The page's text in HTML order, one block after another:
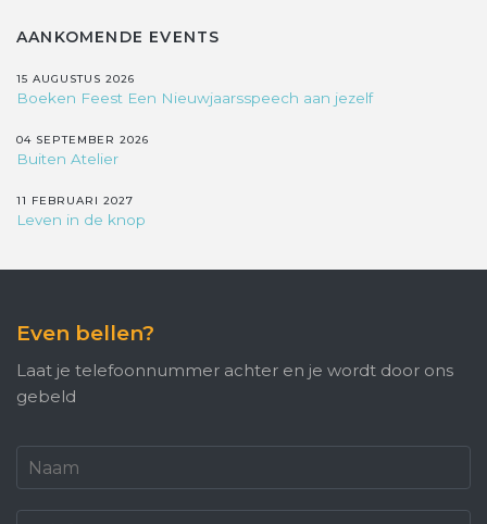
AANKOMENDE EVENTS
15 AUGUSTUS 2026
Boeken Feest Een Nieuwjaarsspeech aan jezelf
04 SEPTEMBER 2026
Buiten Atelier
11 FEBRUARI 2027
Leven in de knop
Even bellen?
Laat je telefoonnummer achter en je wordt door ons
gebeld